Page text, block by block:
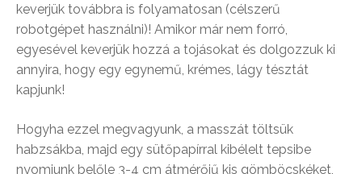
keverjük továbbra is folyamatosan (célszerű
robotgépet használni)! Amikor már nem forró,
egyesével keverjük hozzá a tojásokat és dolgozzuk ki
annyira, hogy egy egynemű, krémes, lágy tésztát
kapjunk!
Hogyha ezzel megvagyunk, a masszát töltsük
habzsákba, majd egy sütőpapírral kibélelt tepsibe
nyomjunk belőle 3-4 cm átmérőjű kis gömböcskéket,